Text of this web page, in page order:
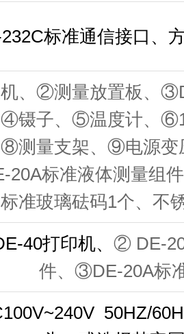
标准通信接口、
、 ②测量放置板 、 ③
④镊子、 ⑤温度计、 ⑥
⑧测量支架、 ⑨电源
20A标准液体测量组
准玻璃砝码1个、不
40打印机、 ② DE-
件、 ③DE-20A标
50HZ/